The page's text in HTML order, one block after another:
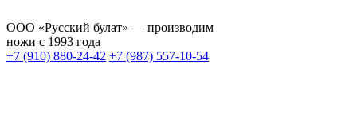
ООО «Русский булат» — производим
ножи с 1993 года
+7 (910) 880-24-42 +7 (987) 557-10-54